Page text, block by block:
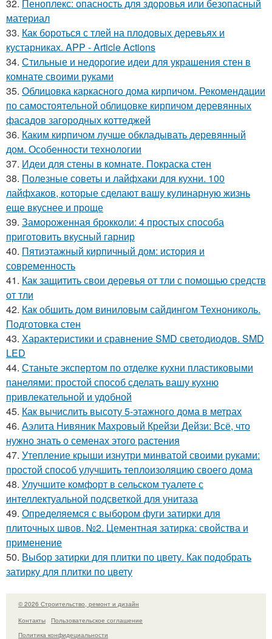
32. Пеноплекс: опасность для здоровья или безопасный
материал
33. Как бороться с тлей на плодовых деревьях и
кустарниках. APP - Article Actions
34. Стильные и недорогие идеи для украшения стен в
комнате своими руками
35. Облицовка каркасного дома кирпичом. Рекомендации
по самостоятельной облицовке кирпичом деревянных
фасадов загородных коттеджей
36. Каким кирпичом лучше обкладывать деревянный
дом. Особенности технологии
37. Идеи для стены в комнате. Покраска стен
38. Полезные советы и лайфхаки для кухни. 100
лайфхаков, которые сделают вашу кулинарную жизнь
еще вкуснее и проще
39. Замороженная брокколи: 4 простых способа
приготовить вкусный гарнир
40. Пятиэтажный кирпичный дом: история и
современность
41. Как защитить свои деревья от тли с помощью средств
от тли
42. Как обшить дом виниловым сайдингом Технониколь.
Подготовка стен
43. Характеристики и сравнение SMD светодиодов. SMD
LED
44. Станьте экспертом по отделке кухни пластиковыми
панелями: простой способ сделать вашу кухню
привлекательной и удобной
45. Как вычислить высоту 5-этажного дома в метрах
46. Аэлита Нивяник Махровый Крейзи Дейзи: Всё, что
нужно знать о семенах этого растения
47. Утепление крыши изнутри минватой своими руками:
простой способ улучшить теплоизоляцию своего дома
48. Улучшите комфорт в сельском туалете с
интеллектуальной подсветкой для унитаза
49. Определяемся с выбором фуги затирки для
плиточных швов. №2. Цементная затирка: свойства и
применение
50. Выбор затирки для плитки по цвету. Как подобрать
затирку для плитки по цвету
© 2026 Строительство, ремонт и дизайн
Контакты
Пользовательское соглашение
Политика конфидециальности